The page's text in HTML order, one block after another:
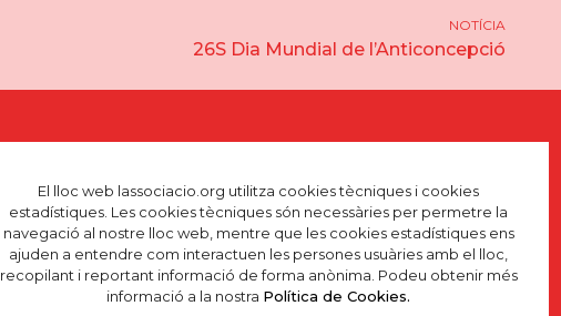
El lloc web lassociacio.org utilitza cookies tècniques i cookies
estadístiques. Les cookies tècniques són necessàries per permetre la
navegació al nostre lloc web, mentre que les cookies estadístiques ens
ajuden a entendre com interactuen les persones usuàries amb el lloc,
recopilant i reportant informació de forma anònima. Podeu obtenir més
informació a la nostra Política de Cookies.
NOTÍCIA
26S Dia Mundial de l’Anticoncepció